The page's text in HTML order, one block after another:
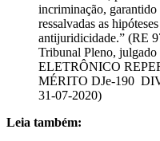
Leia também: